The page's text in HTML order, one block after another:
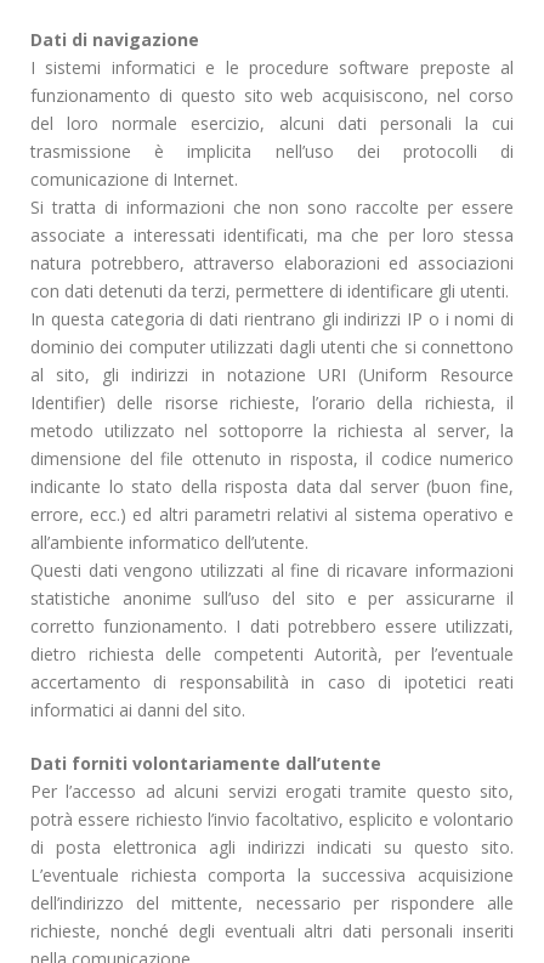
Dati di navigazione
I sistemi informatici e le procedure software preposte al
funzionamento di questo sito web acquisiscono, nel corso
del loro normale esercizio, alcuni dati personali la cui
trasmissione è implicita nell’uso dei protocolli di
comunicazione di Internet.
Si tratta di informazioni che non sono raccolte per essere
associate a interessati identificati, ma che per loro stessa
natura potrebbero, attraverso elaborazioni ed associazioni
con dati detenuti da terzi, permettere di identificare gli utenti.
In questa categoria di dati rientrano gli indirizzi IP o i nomi di
dominio dei computer utilizzati dagli utenti che si connettono
al sito, gli indirizzi in notazione URI (Uniform Resource
Identifier) delle risorse richieste, l’orario della richiesta, il
metodo utilizzato nel sottoporre la richiesta al server, la
dimensione del file ottenuto in risposta, il codice numerico
indicante lo stato della risposta data dal server (buon fine,
errore, ecc.) ed altri parametri relativi al sistema operativo e
all’ambiente informatico dell’utente.
Questi dati vengono utilizzati al fine di ricavare informazioni
statistiche anonime sull’uso del sito e per assicurarne il
corretto funzionamento. I dati potrebbero essere utilizzati,
dietro richiesta delle competenti Autorità, per l’eventuale
accertamento di responsabilità in caso di ipotetici reati
informatici ai danni del sito.
Dati forniti volontariamente dall’utente
Per l’accesso ad alcuni servizi erogati tramite questo sito,
potrà essere richiesto l’invio facoltativo, esplicito e volontario
di posta elettronica agli indirizzi indicati su questo sito.
L’eventuale richiesta comporta la successiva acquisizione
dell’indirizzo del mittente, necessario per rispondere alle
richieste, nonché degli eventuali altri dati personali inseriti
nella comunicazione.